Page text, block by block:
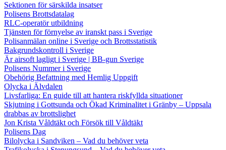
Sektionen för särskilda insatser
Polisens Brottsdatalag
RLC-operatör utbildning
Tjänsten för förnyelse av iranskt pass i Sverige
Polisanmälan online i Sverige och Brottsstatistik
Bakgrundskontroll i Sverige
Är airsoft lagligt i Sverige | BB-gun Sverige
Polisens Nummer i Sverige
Obehörig Befattning med Hemlig Uppgift
Olycka i Älvdalen
Livsfarliga: En guide till att hantera riskfyllda situationer
Skjutning i Gottsunda och Ökad Kriminalitet i Gränby – Uppsala
drabbas av brottslighet
Jon Krista Våldtäkt och Försök till Våldtäkt
Polisens Dag
Bilolycka i Sandviken – Vad du behöver veta